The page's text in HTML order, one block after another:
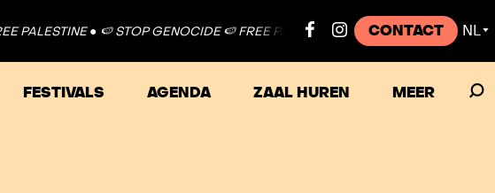
● 🍉 STOP GENOCIDE 🍉 FREE PALESTINE ● 🍉 STOP GENOCIDE 🍉 FREE
CONTACT NL ▼
FESTIVALS AGENDA ZAAL HUREN MEER